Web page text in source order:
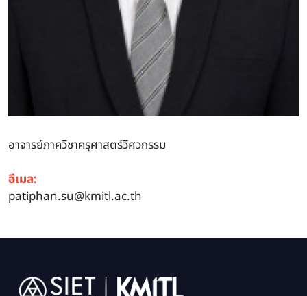
อาจารย์ภาควิชาครุศาสตร์วิศวกรรม
อีเมล:
patiphan.su@kmitl.ac.th
Image